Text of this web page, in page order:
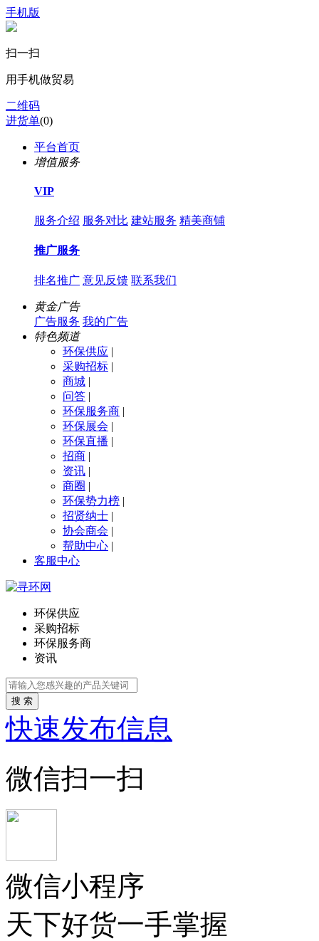
手机版
扫一扫
用手机做贸易
二维码
进货单(0)
平台首页
增值服务
VIP
服务介绍 服务对比 建站服务 精美商铺
推广服务
排名推广 意见反馈 联系我们
黄金广告
广告服务 我的广告
特色频道
环保供应 |
采购招标 |
商城 |
问答 |
环保服务商 |
环保展会 |
环保直播 |
招商 |
资讯 |
商圈 |
环保势力榜 |
招贤纳士 |
协会商会 |
帮助中心 |
客服中心
环保供应
采购招标
环保服务商
资讯
搜 索
快速发布信息
微信扫一扫
微信小程序
天下好货一手掌握